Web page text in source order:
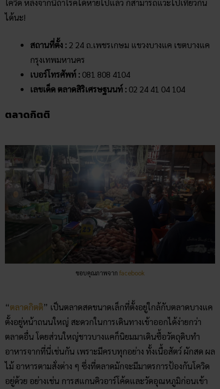
โควิด หลังจากนี้ถ้าโรคได้หายไปแล้ว ก็สามารถแวะไปเที่ยวกัน
ได้นะ!
สถานที่ตั้ง : 2 24 ถ.เพชรเกษม แขวงบางแค เขตบางแค
กรุงเทพมหานคร
เบอร์โทรศัพท์ : 081 808 4104
เลขเด็ด ตลาดสิริเศรษฐนนท์ : 02 24 41 04 104
ตลาดกิตติ
ขอบคุณภาพจาก facebook
“ตลาดกิตติ” เป็นตลาดสดขนาดเล็กที่ตั้งอยู่ใกล้กับตลาดบางแค
ตั้งอยู่หน้าถนนใหญ่ สะดวกในการเดินทางเข้าออกได้ง่ายกว่า
ตลาดอื่น โดยส่วนใหญ่ชาวบางแคก็นิยมมาเดินซื้อวัตถุดิบทำ
อาหารจากที่นี่เช่นกัน เพราะมีครบทุกอย่าง ทั้งเนื้อสัตว์ ผักสด ผล
ไม้ อาหารตามสั่งต่าง ๆ ซึ่งที่ตลาดมักจะมีมาตรการป้องกันโควิด
อยู่ด้วย อย่างเช่น การสแกนคิวอาร์โค้ดและวัดอุณหภูมิก่อนเข้า